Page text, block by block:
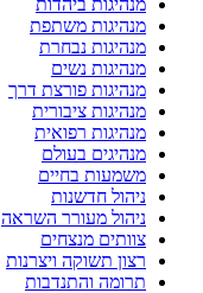
מנהיגות ביהדות
מנהיגות משתפת
מנהיגות נבחרת
מנהיגות נשים
מנהיגות פורצת דרך
מנהיגות ציבורית
מנהיגות רפואית
מנהיגים בעולם
משמעות בחיים
ניהול חדשנות
ניהול מעורר השראה
צוותים מנצחים
רצון תשוקה ויצרנות
תרומה והתנדבות